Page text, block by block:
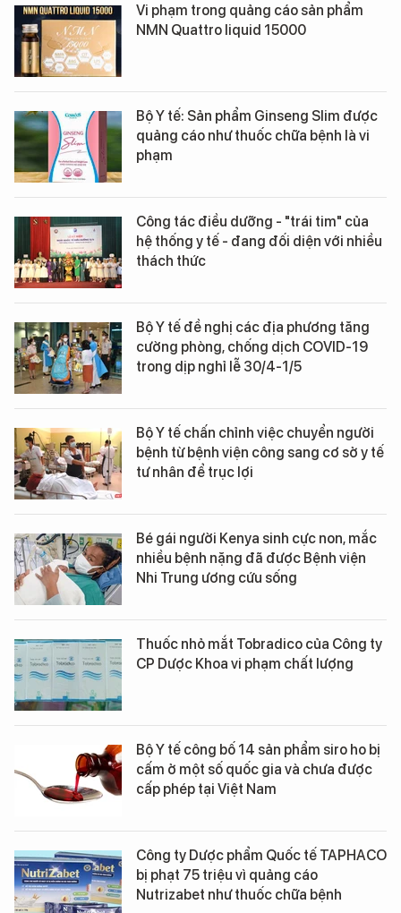
Vi phạm trong quảng cáo sản phẩm
NMN Quattro liquid 15000
Bộ Y tế: Sản phẩm Ginseng Slim được
quảng cáo như thuốc chữa bệnh là vi
phạm
Công tác điều dưỡng - "trái tim" của
hệ thống y tế - đang đối diện với nhiều
thách thức
Bộ Y tế đề nghị các địa phương tăng
cường phòng, chống dịch COVID-19
trong dịp nghỉ lễ 30/4-1/5
Bộ Y tế chấn chỉnh việc chuyển người
bệnh từ bệnh viện công sang cơ sở y tế
tư nhân để trục lợi
Bé gái người Kenya sinh cực non, mắc
nhiều bệnh nặng đã được Bệnh viện
Nhi Trung ương cứu sống
Thuốc nhỏ mắt Tobradico của Công ty
CP Dược Khoa vi phạm chất lượng
Bộ Y tế công bố 14 sản phẩm siro ho bị
cấm ở một số quốc gia và chưa được
cấp phép tại Việt Nam
Công ty Dược phẩm Quốc tế TAPHACO
bị phạt 75 triệu vì quảng cáo
Nutrizabet như thuốc chữa bệnh